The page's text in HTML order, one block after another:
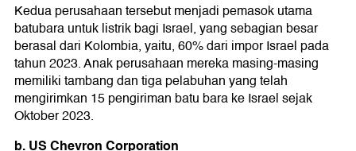
Kedua perusahaan tersebut menjadi pemasok utama
batubara untuk listrik bagi Israel, yang sebagian besar
berasal dari Kolombia, yaitu, 60% dari impor Israel pada
tahun 2023. Anak perusahaan mereka masing-masing
memiliki tambang dan tiga pelabuhan yang telah
mengirimkan 15 pengiriman batu bara ke Israel sejak
Oktober 2023.
b. US Chevron Corporation